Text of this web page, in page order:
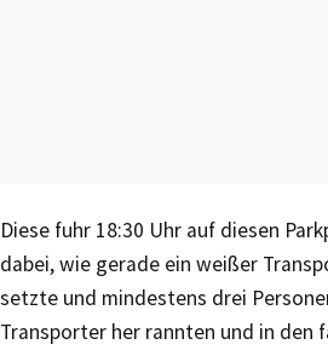
Diese fuhr 18:30 Uhr auf diesen
dabei, wie gerade ein weißer
setzte und mindestens drei
Transporter her rannten und in den